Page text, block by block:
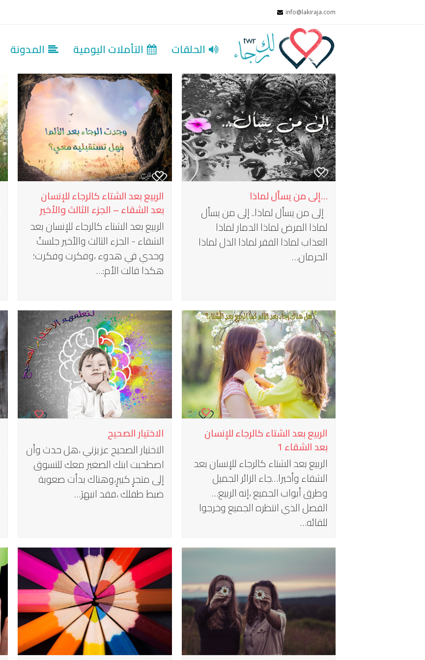
info@lakiraja.com
الحلقات التأملات اليومية المدونة
…إلى من يسأل لماذا
إلى من يسأل لماذا.. إلى من يسأل
لماذا المرض لماذا الدمار لماذا
العذاب لماذا الفقر لماذا الذل لماذا
الحرمان…
الربيع بعد الشتاء كالرجاء للإنسان
بعد الشقاء – الجزء الثالث والأخير
الربيع بعد الشتاء كالرجاء للإنسان بعد
الشقاء - الجزء الثالث والأخير جلستُ
وحدي قي هدوء ،وفكرت وفكرت؛
هكذا قالت الأم:…
الربيع بعد الشتاء كالرجاء للإنسان
بعد الشقاء 1
الربيع بعد الشتاء كالرجاء للإنسان بعد
الشقاء وأخيرا…جاء الزائر الجميل
وطرق أبواب الجميع ،إنه الربيع…
الفصل الذي انتظره الجميع وخرجوا
للقائه…
الاختيار الصحيح
الاختيار الصحيح عزيزتي ،هل حدث وأن
اصطحبت ابنك الصغير معك للتسوق
إلى متجرٍ كبيرٍ،وهناك بدأت صعوبة
ضبط طفلك ،فقد انبهرَ…